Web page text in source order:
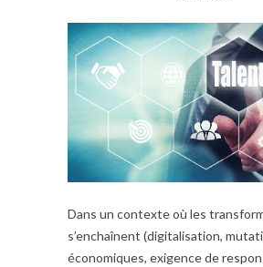
Dans un contexte où les
s’enchaînent (digitalisation,
économiques, exigence de